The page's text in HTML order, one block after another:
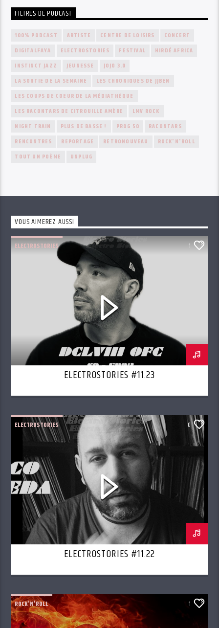
FILTRES DE PODCAST
100% PODCAST ARTISTE CENTRE DE LOISIRS
CONCERT
DIGITALFAYA
ELECTROSTORIES FESTIVAL
HIRDÉ AFRICA
INSTINCT JAZZ
JEUNESSE
JOJO 3.0
LA SORTIE DE LA SEMAINE
LES CHRONIQUES DE JJBEN
LES COUPS DE COEUR DE LA MÉDIATHÈQUE
LES RACONTARS DE CITROUILLE AMÈRE
LMV ROCK
NIGHT TRAIN
PLUS DE BASSE ! PROG 50
RACONTARS
RENCONTRES
REPORTAGE RETRONOUVEAU
ROCK'N'ROLL
TOUT UN POÈME
UNPLUG
VOUS AIMEREZ AUSSI
ELECTROSTORIES 1
ELECTROSTORIES #11.23
ELECTROSTORIES 0
ELECTROSTORIES #11.22
ROCK'N'ROLL 1